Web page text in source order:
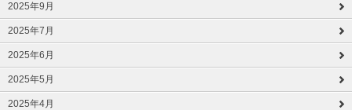
2025年9月
2025年7月
2025年6月
2025年5月
2025年4月